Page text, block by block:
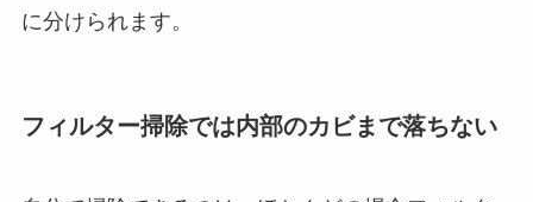
に分けられます。
フィルター掃除では内部のカビまで落ちない